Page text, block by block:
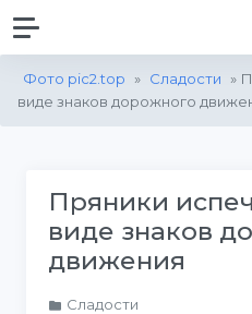
Фото pic2.top » Сладости
»
виде знаков дорожного
Пряники
виде знаков
движения
Сладости